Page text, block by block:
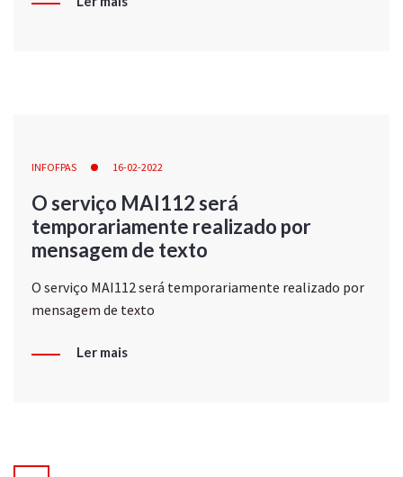
INFOFPAS 16-02-2022
O serviço MAI112 será
temporariamente realizado por
mensagem de texto
O serviço MAI112 será temporariamente realizado por
mensagem de texto
Ler mais